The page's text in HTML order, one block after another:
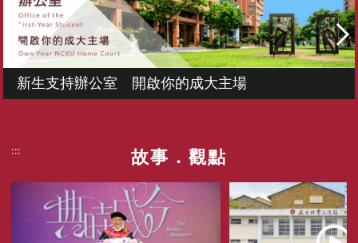
新生支持辦公室 開啟你的成大主場
::: 故事．觀點